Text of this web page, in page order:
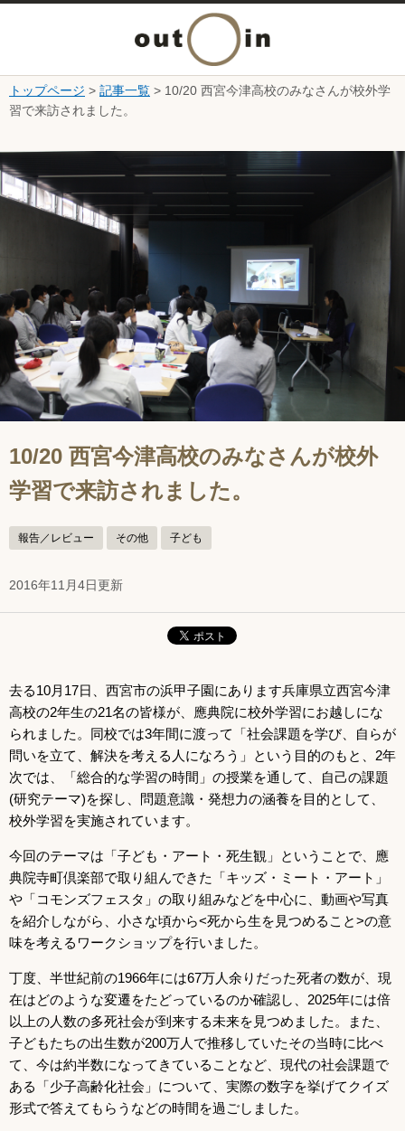
本文へ
ニ
ュ
ー
を
く
トップページ > 記事一覧 > 10/20 西宮今津高校のみなさんが校外学
習で来訪されました。
10/20 西宮今津高校のみなさんが校外
学習で来訪されました。
報告／レビュー その他 子ども
2016年11月4日更新
去る10月17日、西宮市の浜甲子園にあります兵庫県立西宮今津
高校の2年生の21名の皆様が、應典院に校外学習にお越しにな
られました。同校では3年間に渡って「社会課題を学び、自らが
問いを立て、解決を考える人になろう」という目的のもと、2年
次では、「総合的な学習の時間」の授業を通して、自己の課題
(研究テーマ)を探し、問題意識・発想力の涵養を目的として、
校外学習を実施されています。
今回のテーマは「子ども・アート・死生観」ということで、應
典院寺町倶楽部で取り組んできた「キッズ・ミート・アート」
や「コモンズフェスタ」の取り組みなどを中心に、動画や写真
を紹介しながら、小さな頃から<死から生を見つめること>の意
味を考えるワークショップを行いました。
丁度、半世紀前の1966年には67万人余りだった死者の数が、現
在はどのような変遷をたどっているのか確認し、2025年には倍
以上の人数の多死社会が到来する未来を見つめました。また、
子どもたちの出生数が200万人で推移していたその当時に比べ
て、今は約半数になってきていることなど、現代の社会課題で
ある「少子高齢化社会」について、実際の数字を挙げてクイズ
形式で答えてもらうなどの時間を過ごしました。